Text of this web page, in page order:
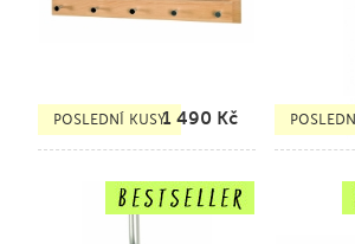
POSLEDNÍ KUSY1 490 Kč